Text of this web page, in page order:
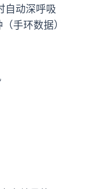
自动深呼吸
手环数据）